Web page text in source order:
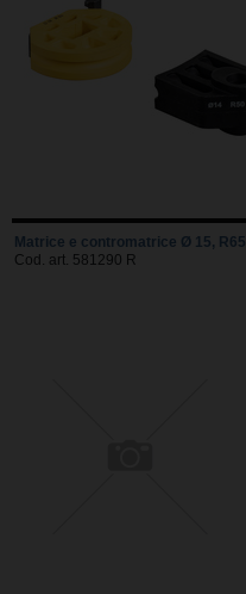
Matrice e contromatrice Ø 15, R65
Cod. art. 581290 R